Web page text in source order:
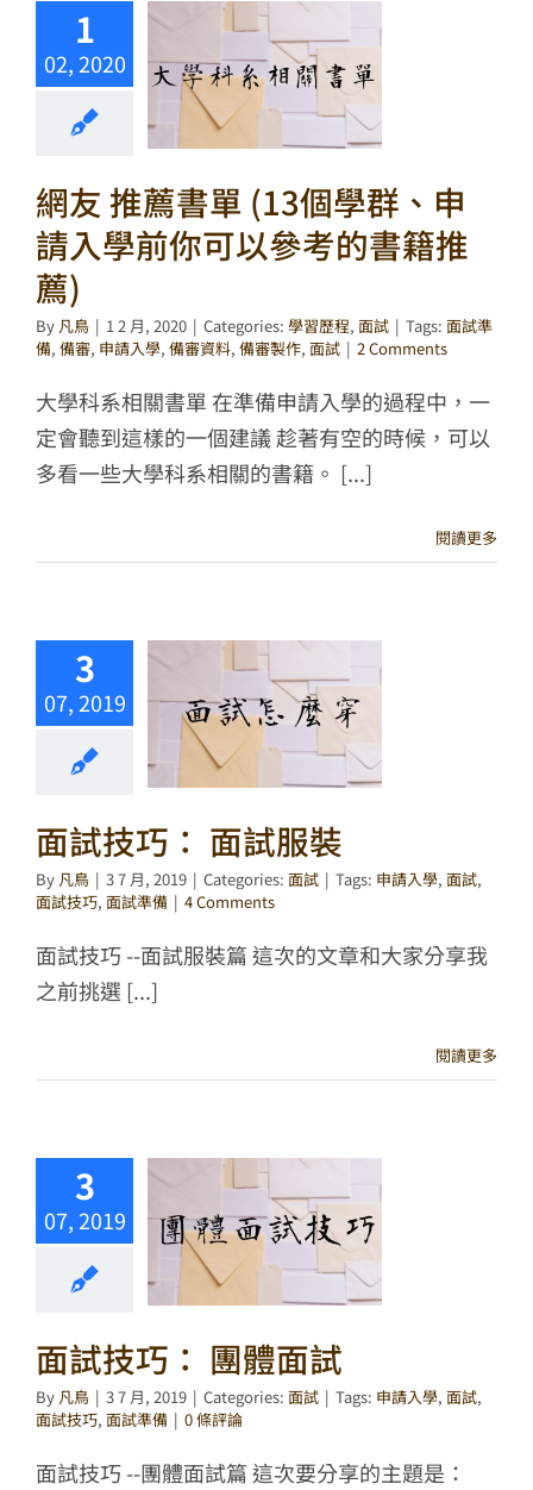
1
02, 2020
網友 推薦書單 (13個學群、申
請入學前你可以參考的書籍推
薦)
By 凡鳥 | 1 2 月, 2020 | Categories: 學習歷程, 面試 | Tags: 面試準
備, 備審, 申請入學, 備審資料, 備審製作, 面試 | 2 Comments
大學科系相關書單 在準備申請入學的過程中，一
定會聽到這樣的一個建議 趁著有空的時候，可以
多看一些大學科系相關的書籍。 [...]
閱讀更多
3
07, 2019
面試技巧： 面試服裝
By 凡鳥 | 3 7 月, 2019 | Categories: 面試 | Tags: 申請入學, 面試,
面試技巧, 面試準備 | 4 Comments
面試技巧 --面試服裝篇 這次的文章和大家分享我
之前挑選 [...]
閱讀更多
3
07, 2019
面試技巧： 團體面試
By 凡鳥 | 3 7 月, 2019 | Categories: 面試 | Tags: 申請入學, 面試,
面試技巧, 面試準備 | 0 條評論
面試技巧 --團體面試篇 這次要分享的主題是：